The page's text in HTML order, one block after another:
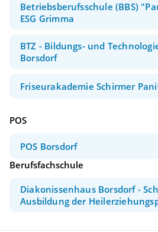
Betriebsberufsschule (BBS)
ESG Grimma
BTZ - Bildungs- und
Borsdorf
Friseurakademie Schirmer
POS
POS Borsdorf
Berufsfachschule
Diakonissenhaus Borsdorf -
Ausbildung der